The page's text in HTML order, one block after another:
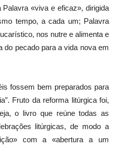
«viva e eficaz», dirigida
tempo, a cada um; Palavra
nos nutre e alimenta e
do pecado para a vida nova em
fossem bem preparados para
Fruto da reforma litúrgica foi,
o livro que reúne todas as
litúrgicas, de modo a
com a «abertura a um